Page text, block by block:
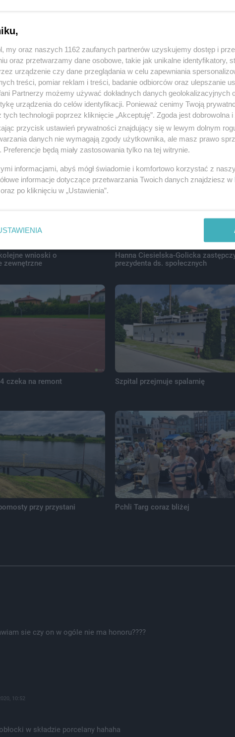
- tak poradziły sobie
Przy ul. Mieszka I prace idą do
wnioski o
zewnętrzne
Hanna Ciesielska-Golicka
prezydenta ds. społecznych
czeka na remont Szpital przejmuje spalarnię
przy przystani Pchli Targ coraz bliżej
sie czy on w ogóle nie ma honoru????
10:52
w składzie porcelany hahaha
my oraz naszych 1162 zaufanych partnerów uzyskujemy dostęp i
oraz przetwarzamy dane osobowe, takie jak unikalne identyfikatory,
urządzenie czy dane przeglądania w celu zapewniania
treści, pomiar reklam i treści, badanie odbiorców oraz ulepszanie
Partnerzy możemy używać dokładnych danych geolokalizacyjnych
urządzenia do celów identyfikacji. Ponieważ cenimy Twoją
technologii poprzez kliknięcie „Akceptuję”. Zgoda jest dobrowolna
przycisk ustawień prywatności znajdujący się w lewym dolnym
danych nie wymagają zgody użytkownika, ale masz prawo
będą miały zastosowania tylko na tej witrynie.
informacjami, abyś mógł świadomie i komfortowo korzystać z
informacje dotyczące przetwarzania Twoich danych znajdziesz w
oraz po kliknięciu w „Ustawienia”.